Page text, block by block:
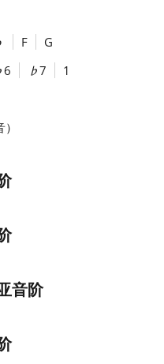
F G
6 ♭7 1
音阶